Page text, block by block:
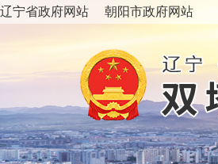
辽宁省政府网站 朝阳市政府网站